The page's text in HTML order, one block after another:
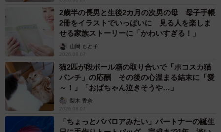
2歳半の長男と生後2カ月の次男の母 母子手帳
2冊をイラストでいっぱいに 見る人を楽しま
せる家族ストーリーに「かわいすぎる！」
山岡 もと子
2026.08.07
猫2匹が段ボール箱の取り合いで「ポコスカ猫
パンチ」の応酬 その後の心温まる結末に「愛
～！」「おばちゃん泣きそうや…」
梨木 香奈
2026.08.07
「ちょっとババロアみたい」パートナーの誕生